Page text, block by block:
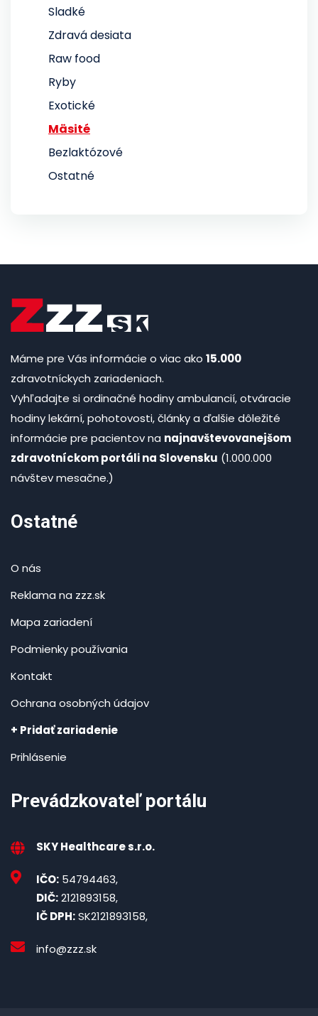
Sladké
Zdravá desiata
Raw food
Ryby
Exotické
Mäsité
Bezlaktózové
Ostatné
Máme pre Vás informácie o viac ako 15.000
zdravotníckych zariadeniach.
Vyhľadajte si ordinačné hodiny ambulancií, otváracie
hodiny lekární, pohotovosti, články a ďalšie dôležité
informácie pre pacientov na najnavštevovanejšom
zdravotníckom portáli na Slovensku (1.000.000
návštev mesačne.)
Ostatné
O nás
Reklama na zzz.sk
Mapa zariadení
Podmienky používania
Kontakt
Ochrana osobných údajov
+ Pridať zariadenie
Prihlásenie
Prevádzkovateľ portálu
SKY Healthcare s.r.o.
IČO: 54794463,
DIČ:2121893158,
IČ DPH:SK2121893158,
info@zzz.sk